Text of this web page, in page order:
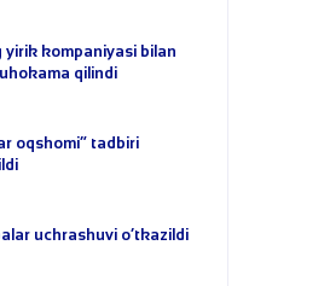
kompaniyasi bilan
qilindi
oqshomi” tadbiri
uchrashuvi o‘tkazildi